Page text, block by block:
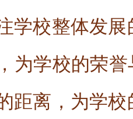
学校整体发
为学校的荣
距离，为学